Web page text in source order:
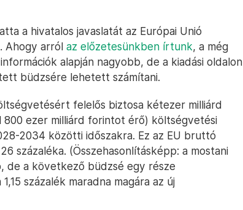
a hivatalos javaslatát az Európai Unió
Ahogy arról az előzetesünkben írtunk, a még
alapján nagyobb, de a kiadási oldalon
büdzsére lehetett számítani.
felelős biztosa kétezer milliárd
800 ezer milliárd forintot érő) költségvetési
2034 közötti időszakra. Ez az EU bruttó
százaléka. (Összehasonlításképp: a mostani
de a következő büdzsé egy része
százalék maradna magára az új